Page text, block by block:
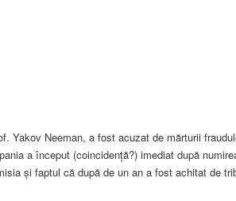
Yakov Neeman, a fost acuzat de mărturii
a început (coincidență?) imediat după
și faptul că după de un an a fost achitat de